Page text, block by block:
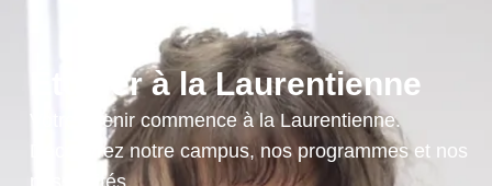
Étudier à la Laurentienne
Votre avenir commence à la Laurentienne.
Découvrez notre campus, nos programmes et nos
possibilités.
soins
respiratoires